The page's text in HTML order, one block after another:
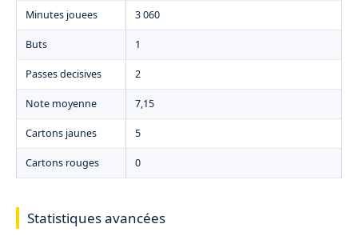
Minutes jouees 3 060
Buts 1
Passes decisives 2
Note moyenne 7,15
Cartons jaunes 5
Cartons rouges 0
Statistiques avancées